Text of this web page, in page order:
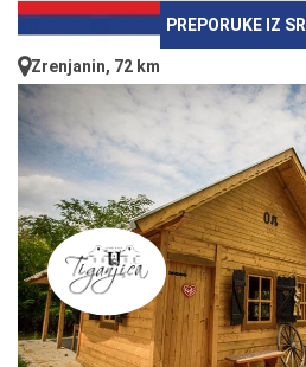
PREPORUKE IZ
Zrenjanin, 72 km